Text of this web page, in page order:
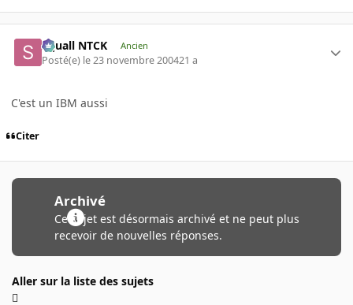
Squall NTCK Ancien
Posté(e) le 23 novembre 200421 a
C'est un IBM aussi
Citer
Archivé
Ce sujet est désormais archivé et ne peut plus
recevoir de nouvelles réponses.
Aller sur la liste des sujets